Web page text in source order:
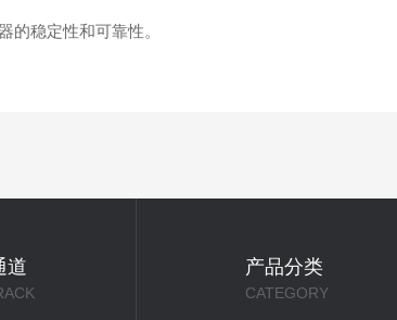
稳定性和可靠性。
道 产品分类
CATEGORY